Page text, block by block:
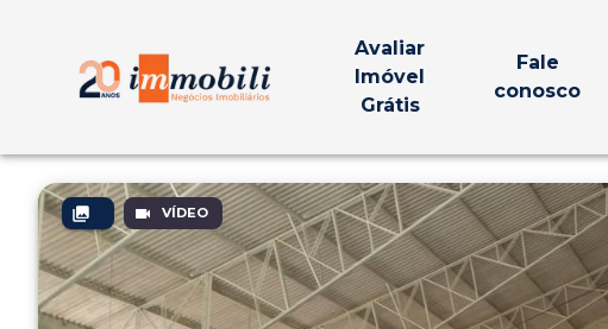
Avaliar
Imóvel
Grátis
Fale
conosco
VÍDEO